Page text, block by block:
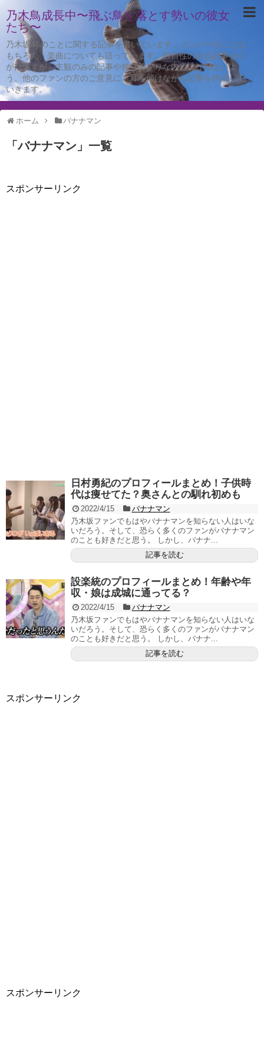
乃木鳥成長中〜飛ぶ鳥を落とす勢いの彼女
たち〜
乃木坂46のことに関する記事を書いています。メンバーのことは
もちろん、楽曲についても語っています。独自性のある記事を心
がけますが、主観のみの記事や独り善がりな内容にならないよ
う、他のファンの方のご意見にも耳を傾けながら記事を作成して
いきます。
ホーム バナナマン
「バナナマン 」 一覧
スポンサーリンク
日村勇紀のプロフィールまとめ！子供時
代は痩せてた？奥さんとの馴れ初めも
2022/4/15
バナナマン
乃木坂ファンでもはやバナナマンを知らない人はいな
いだろう。そして、恐らく多くのファンがバナナマン
のことも好きだと思う。 しかし、バナナ...
記事を読む
設楽統のプロフィールまとめ！年齢や年
収・娘は成城に通ってる？
2022/4/15
バナナマン
乃木坂ファンでもはやバナナマンを知らない人はいな
いだろう。そして、恐らく多くのファンがバナナマン
のことも好きだと思う。 しかし、バナナ...
記事を読む
スポンサーリンク
スポンサーリンク